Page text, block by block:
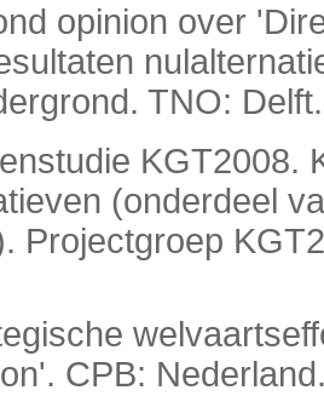
opinion over
TNO:
KGT2008.
(onderdeel
Projectgroep
CPB: